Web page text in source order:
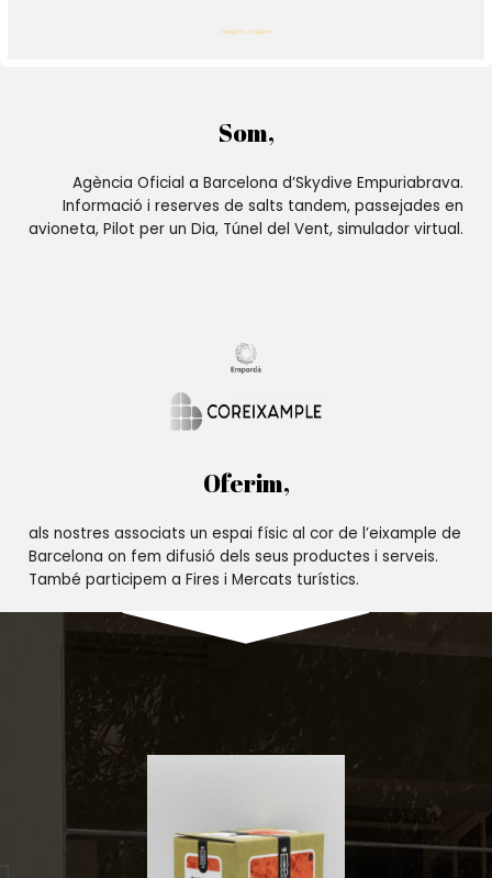
Som,
Agència Oficial a Barcelona d’Skydive Empuriabrava.
Informació i reserves de salts tandem, passejades en
avioneta, Pilot per un Dia, Túnel del Vent, simulador virtual.
Oferim,
als nostres associats un espai físic al cor de l’eixample de
Barcelona on fem difusió dels seus productes i serveis.
També participem a Fires i Mercats turístics.